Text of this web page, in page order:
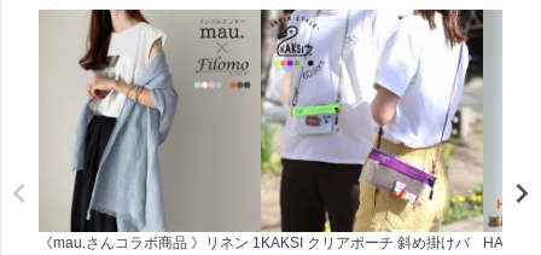
《mau.さんコラボ商品 》リネン 1 KAKSI クリアポーチ 斜め掛けバ